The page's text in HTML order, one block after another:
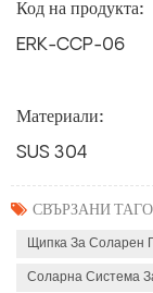
Код на продукта:
ERK-CCP-06
Материали:
SUS 304
СВЪРЗАНИ
Щипка За Соларен
Соларна Система